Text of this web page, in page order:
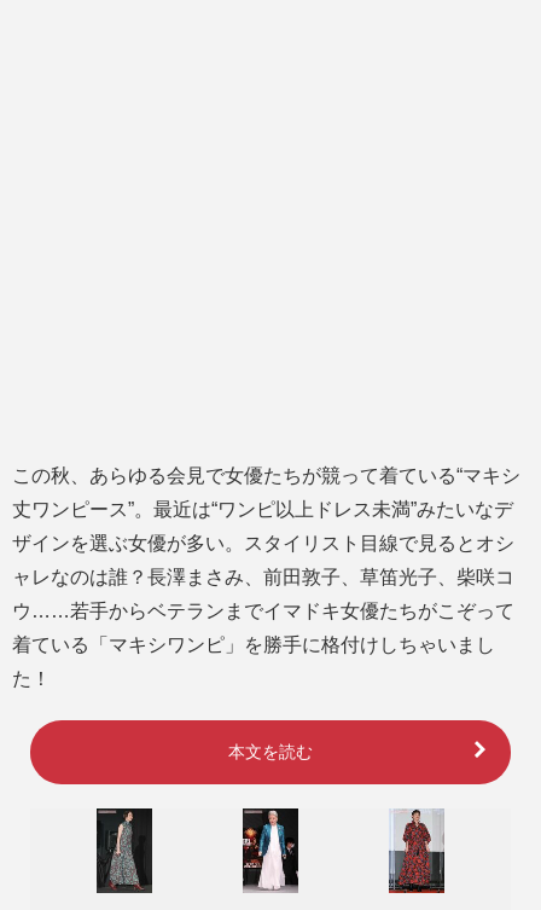
この秋、あらゆる会見で女優たちが競って着ている“マキシ
丈ワンピース”。最近は“ワンピ以上ドレス未満”みたいなデ
ザインを選ぶ女優が多い。スタイリスト目線で見るとオシ
ャレなのは誰？長澤まさみ、前田敦子、草笛光子、柴咲コ
ウ……若手からベテランまでイマドキ女優たちがこぞって
着ている「マキシワンピ」を勝手に格付けしちゃいまし
た！
本文を読む